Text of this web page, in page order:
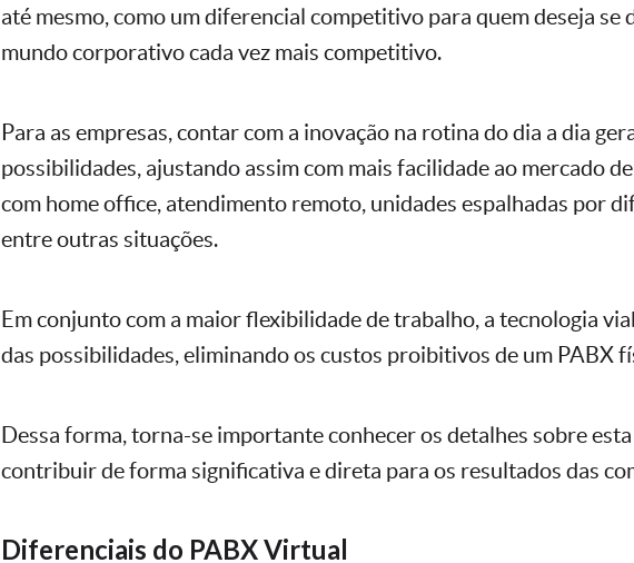
até mesmo, como um diferencial competitivo para quem deseja se
mundo corporativo cada vez mais competitivo.
Para as empresas, contar com a inovação na rotina do dia a dia
possibilidades, ajustando assim com mais facilidade ao mercado
com home office, atendimento remoto, unidades espalhadas por
entre outras situações.
Em conjunto com a maior flexibilidade de trabalho, a tecnologia
das possibilidades, eliminando os custos proibitivos de um PABX
Dessa forma, torna-se importante conhecer os detalhes sobre
contribuir de forma significativa e direta para os resultados das
Diferenciais do PABX Virtual